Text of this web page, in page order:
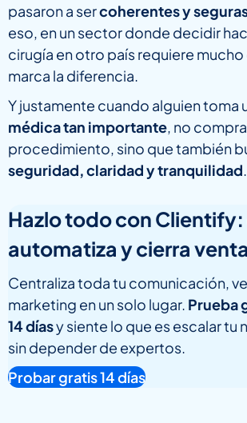
pasaron a sercoherentes y
eso, en un sector donde decidir
cirugía en otro país requiere
marca la diferencia.
Y justamente cuando alguien toma
médica tan importante, no
procedimiento, sino que también
seguridad, claridad y tranquilidad.
Hazlo todo con
automatiza y cierra
Centraliza toda tu comunicación,
marketing en un solo lugar. Prueba
14 díasy siente lo que es escalar tu
sin depender de expertos.
Probar gratis 14 días